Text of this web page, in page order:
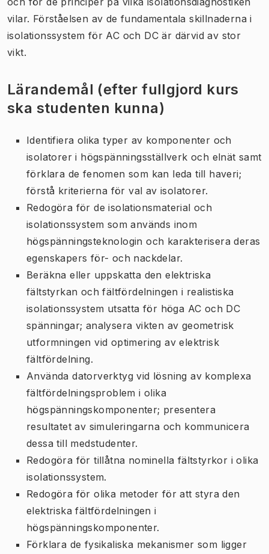
vilar. Förståelsen av de fundamentala skillnaderna i
isolationssystem för AC och DC är därvid av stor
vikt.
Lärandemål (efter fullgjord kurs
ska studenten kunna)
Identifiera olika typer av komponenter och
isolatorer i högspänningsställverk och elnät samt
förklara de fenomen som kan leda till haveri;
förstå kriterierna för val av isolatorer.
Redogöra för de isolationsmaterial och
isolationssystem som används inom
högspänningsteknologin och karakterisera deras
egenskapers för- och nackdelar.
Beräkna eller uppskatta den elektriska
fältstyrkan och fältfördelningen i realistiska
isolationssystem utsatta för höga AC och DC
spänningar; analysera vikten av geometrisk
utformningen vid optimering av elektrisk
fältfördelning.
Använda datorverktyg vid lösning av komplexa
fältfördelningsproblem i olika
högspänningskomponenter; presentera
resultatet av simuleringarna och kommunicera
dessa till medstudenter.
Redogöra för tillåtna nominella fältstyrkor i olika
isolationssystem.
Redogöra för olika metoder för att styra den
elektriska fältfördelningen i
högspänningskomponenter.
Förklara de fysikaliska mekanismer som ligger